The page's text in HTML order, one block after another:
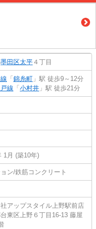
墨田区太平 ４丁目
「 錦糸町 」駅 徒歩9～12分
線 「 小村井 」駅 徒歩21分
1月 (築10年)
ン/鉄筋コンクリート
アップスタイル上野駅前店
東区上野６丁目16-13 藤屋